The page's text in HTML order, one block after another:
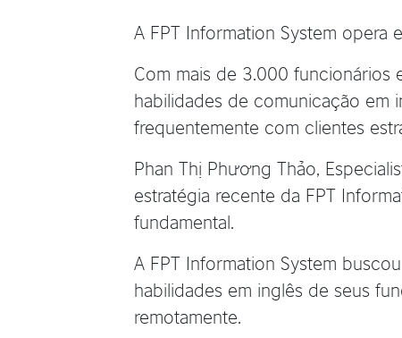
A FPT Information System
Com mais de 3.000 funcionários
habilidades de comunicação em
frequentemente com clientes
Phan Thị Phương Thảo,
estratégia recente da FPT
fundamental.
A FPT Information System
habilidades em inglês de seus
remotamente.